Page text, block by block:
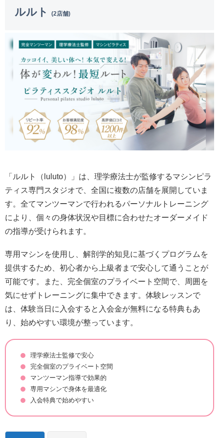
ルルト (2店舗)
「ルルト（luluto）」は、理学療法士が監修するマシンピラ
ティス専門スタジオで、全国に複数の店舗を展開していま
す。全てマンツーマンで行われるパーソナルトレーニング
により、個々の身体状況や目標に合わせたオーダーメイド
の指導が受けられます。
専用マシンを使用し、解剖学的知見に基づくプログラムを
提供するため、初心者から上級者まで安心して通うことが
可能です。また、完全個室のプライベート空間で、周囲を
気にせずトレーニングに集中できます。体験レッスンで
は、体験当日に入会すると入会金が無料になる特典もあ
り、始めやすい環境が整っています。
理学療法士監修で安心
完全個室のプライベート空間
マンツーマン指導で効果的
専用マシンで身体を最適化
入会特典で始めやすい